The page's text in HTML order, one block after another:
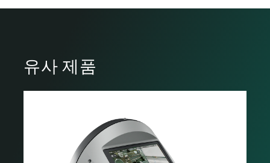
ISO 50001 의거 사례 보고
유사 제품